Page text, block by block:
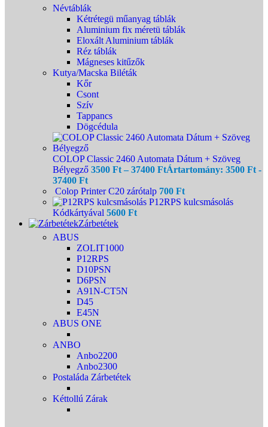
Névtáblák
Kétrétegü műanyag táblák
Aluminium fix méretü táblák
Eloxált Aluminium táblák
Réz táblák
Mágneses kitűzők
Kutya/Macska Biléták
Kőr
Csont
Szív
Tappancs
Dögcédula
COLOP Classic 2460 Automata Dátum + Szöveg
Bélyegző 3500 Ft – 37400 FtÁrtartomány: 3500 Ft -
37400 Ft
Colop Printer C20 zárótalp 700 Ft
P12RPS kulcsmásolás
Kódkártyával 5600 Ft
Zárbetétek
ABUS
ZOLIT1000
P12RPS
D10PSN
D6PSN
A91N-CT5N
D45
E45N
ABUS ONE
ANBO
Anbo2200
Anbo2300
Postaláda Zárbetétek
Kéttollú Zárak